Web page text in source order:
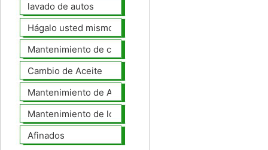
lavado de autos
Hágalo usted mismo Mantenimiento de Automotores
Mantenimiento de coches General
Cambio de Aceite
Mantenimiento de Automotores Profesional
Mantenimiento de los neumáticos
Afinados